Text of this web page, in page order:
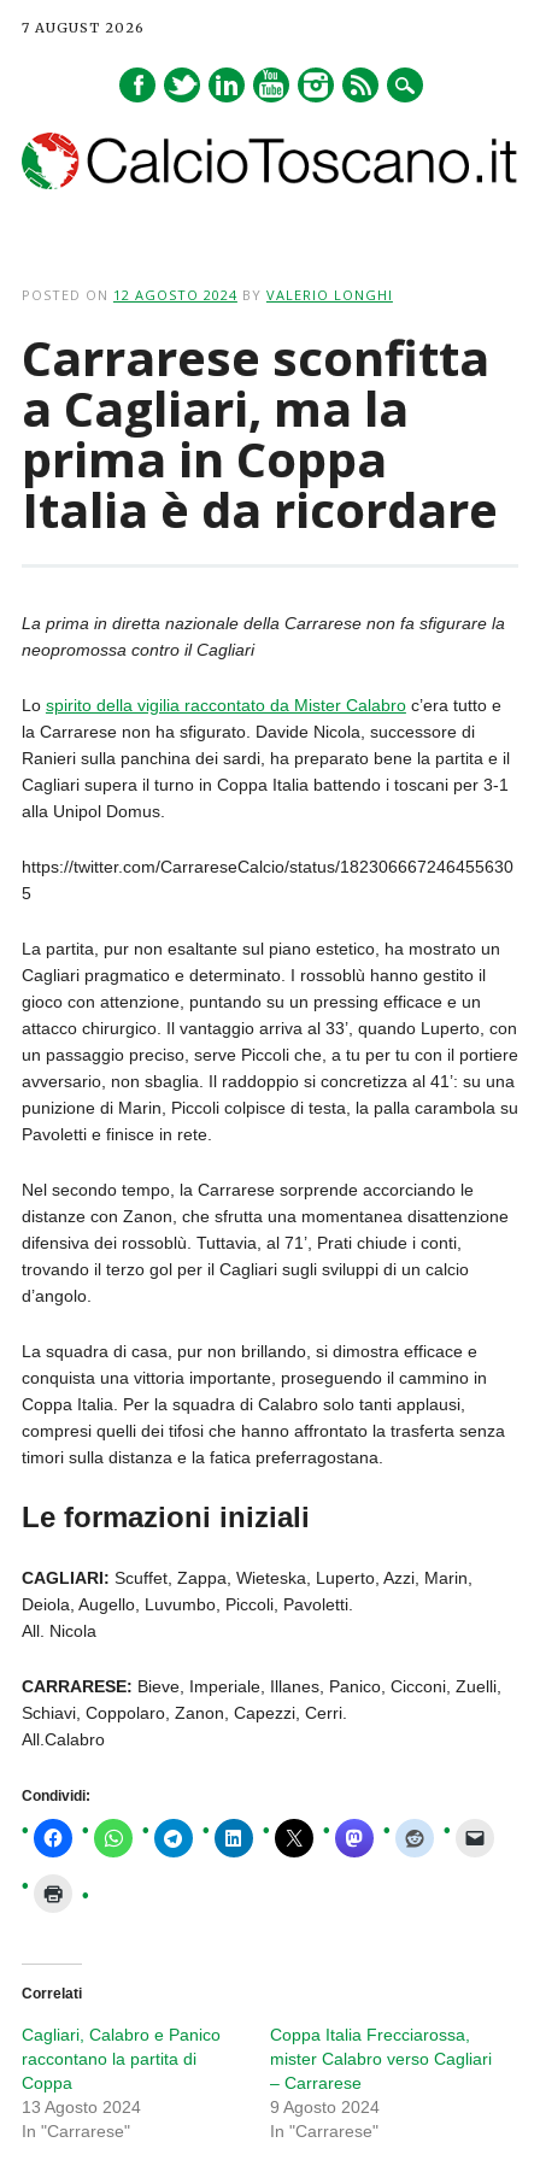
7 AUGUST 2026
POSTED ON 12 AGOSTO 2024 BY VALERIO LONGHI
Carrarese sconfitta
a Cagliari, ma la
prima in Coppa
Italia è da ricordare
La prima in diretta nazionale della Carrarese non fa sfigurare la
neopromossa contro il Cagliari
Lo spirito della vigilia raccontato da Mister Calabroc’era tutto e
la Carrarese non ha sfigurato. Davide Nicola, successore di
Ranieri sulla panchina dei sardi, ha preparato bene la partita e il
Cagliari supera il turno in Coppa Italia battendo i toscani per 3-1
alla Unipol Domus.
https://twitter.com/CarrareseCalcio/status/182306667246455630
5
La partita, pur non esaltante sul piano estetico, ha mostrato un
Cagliari pragmatico e determinato. I rossoblù hanno gestito il
gioco con attenzione, puntando su un pressing efficace e un
attacco chirurgico. Il vantaggio arriva al 33’, quando Luperto, con
un passaggio preciso, serve Piccoli che, a tu per tu con il portiere
avversario, non sbaglia. Il raddoppio si concretizza al 41’: su una
punizione di Marin, Piccoli colpisce di testa, la palla carambola su
Pavoletti e finisce in rete.
Nel secondo tempo, la Carrarese sorprende accorciando le
distanze con Zanon, che sfrutta una momentanea disattenzione
difensiva dei rossoblù. Tuttavia, al 71’, Prati chiude i conti,
trovando il terzo gol per il Cagliari sugli sviluppi di un calcio
d’angolo.
La squadra di casa, pur non brillando, si dimostra efficace e
conquista una vittoria importante, proseguendo il cammino in
Coppa Italia. Per la squadra di Calabro solo tanti applausi,
compresi quelli dei tifosi che hanno affrontato la trasferta senza
timori sulla distanza e la fatica preferragostana.
Le formazioni iniziali
CAGLIARI: Scuffet, Zappa, Wieteska, Luperto, Azzi, Marin,
Deiola, Augello, Luvumbo, Piccoli, Pavoletti.
All. Nicola
CARRARESE: Bieve, Imperiale, Illanes, Panico, Cicconi, Zuelli,
Schiavi, Coppolaro, Zanon, Capezzi, Cerri.
All.Calabro
Condividi:
Correlati
Cagliari, Calabro e Panico
raccontano la partita di
Coppa
13 Agosto 2024
In "Carrarese"
Coppa Italia Frecciarossa,
mister Calabro verso Cagliari
– Carrarese
9 Agosto 2024
In "Carrarese"